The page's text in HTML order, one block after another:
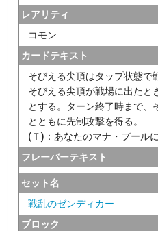
レアリティ
コモン
カードテキスト
そびえる尖頂はタップ状態で
そびえる尖頂が戦場に出たと
とする。ターン終了時まで
とともに先制攻撃を得る。
(Ｔ)：あなたのマナ・プール
フレーバーテキスト
セット名
戦乱のゼンディカー
ブロック